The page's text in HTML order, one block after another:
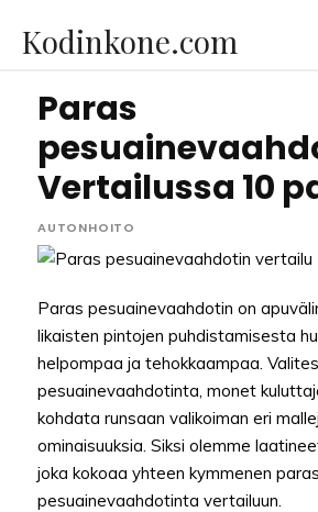
Kodinkone.com
Paras
Vertailussa 10
AUTONHOITO
Paras pesuainevaahdotin on
likaisten pintojen puhdistamisesta
helpompaa ja tehokkaampaa.
pesuainevaahdotinta, monet
kohdata runsaan valikoiman eri
ominaisuuksia. Siksi olemme
joka kokoaa yhteen kymmenen
pesuainevaahdotinta vertailuun.